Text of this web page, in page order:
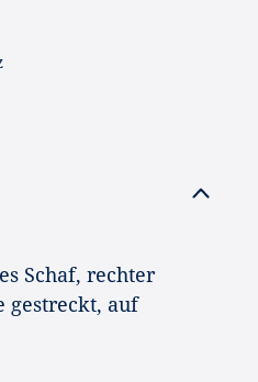
Schaf, rechter
gestreckt, auf